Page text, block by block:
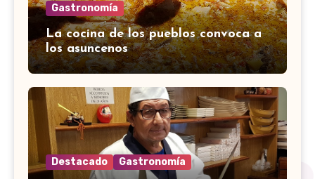
Gastronomía
La cocina de los pueblos convoca a
los asuncenos
Destacado Gastronomía